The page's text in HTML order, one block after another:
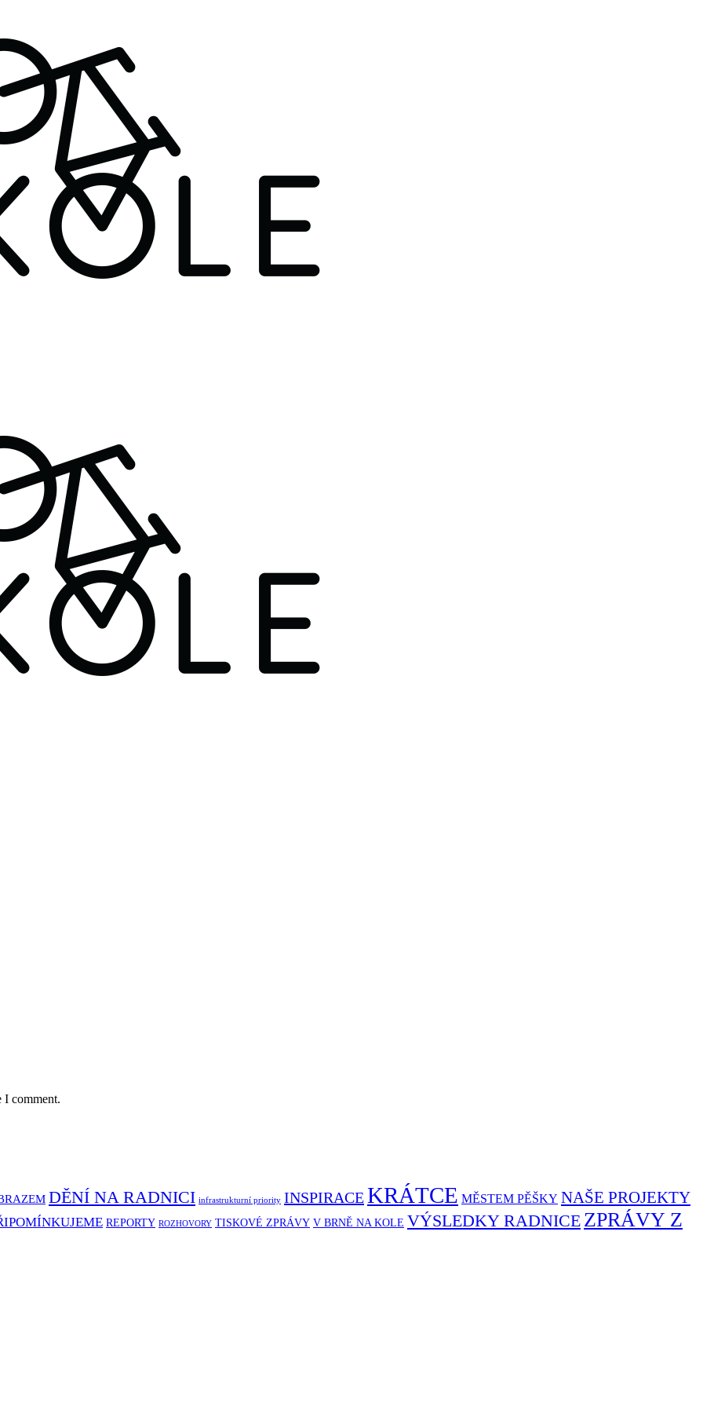
I comment.
DĚNÍ NA RADNICI infrastrukturní priority INSPIRACEKRÁTCE MĚSTEM PĚŠKY NAŠE PROJEKTY
REPORTY ROZHOVORY TISKOVÉ ZPRÁVY V BRNĚ NA KOLE VÝSLEDKY RADNICE ZPRÁVY Z